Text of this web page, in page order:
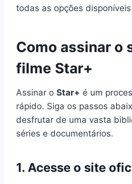
todas as opções
Como assinar o
filme Star+
Assinar o Star+ é um
rápido. Siga os passos
desfrutar de uma vasta
séries e documentários.
1. Acesse o site